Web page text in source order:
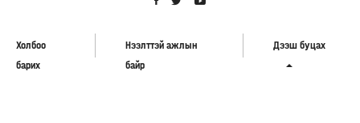
Холбоо
барих
Нээлттэй ажлын
байр
Дээш буцах